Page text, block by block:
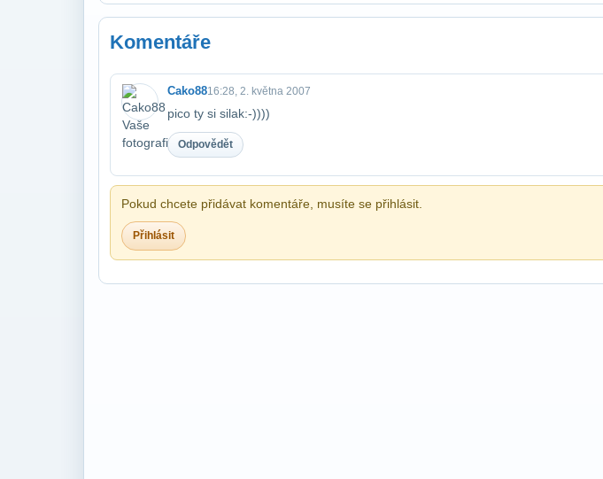
Komentáře
Cako8816:28, 2. května 2007
pico ty si silak:-))))
Odpovědět
Pokud chcete přidávat komentáře, musíte se přihlásit.
Přihlásit